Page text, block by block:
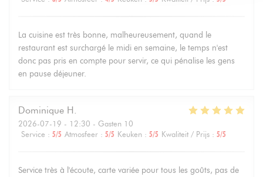
La cuisine est très bonne, malheureusement, quand le
restaurant est surchargé le midi en semaine, le temps n'est
donc pas pris en compte pour servir, ce qui pénalise les gens
en pause déjeuner.
Dominique H
2026-07-19 - 12:30 - Gasten 10
Service : 5/5 Atmosfeer : 5/5 Keuken : 5/5 Kwaliteit / Prijs : 5/5
Service très à l'écoute, carte variée pour tous les goûts, pas de